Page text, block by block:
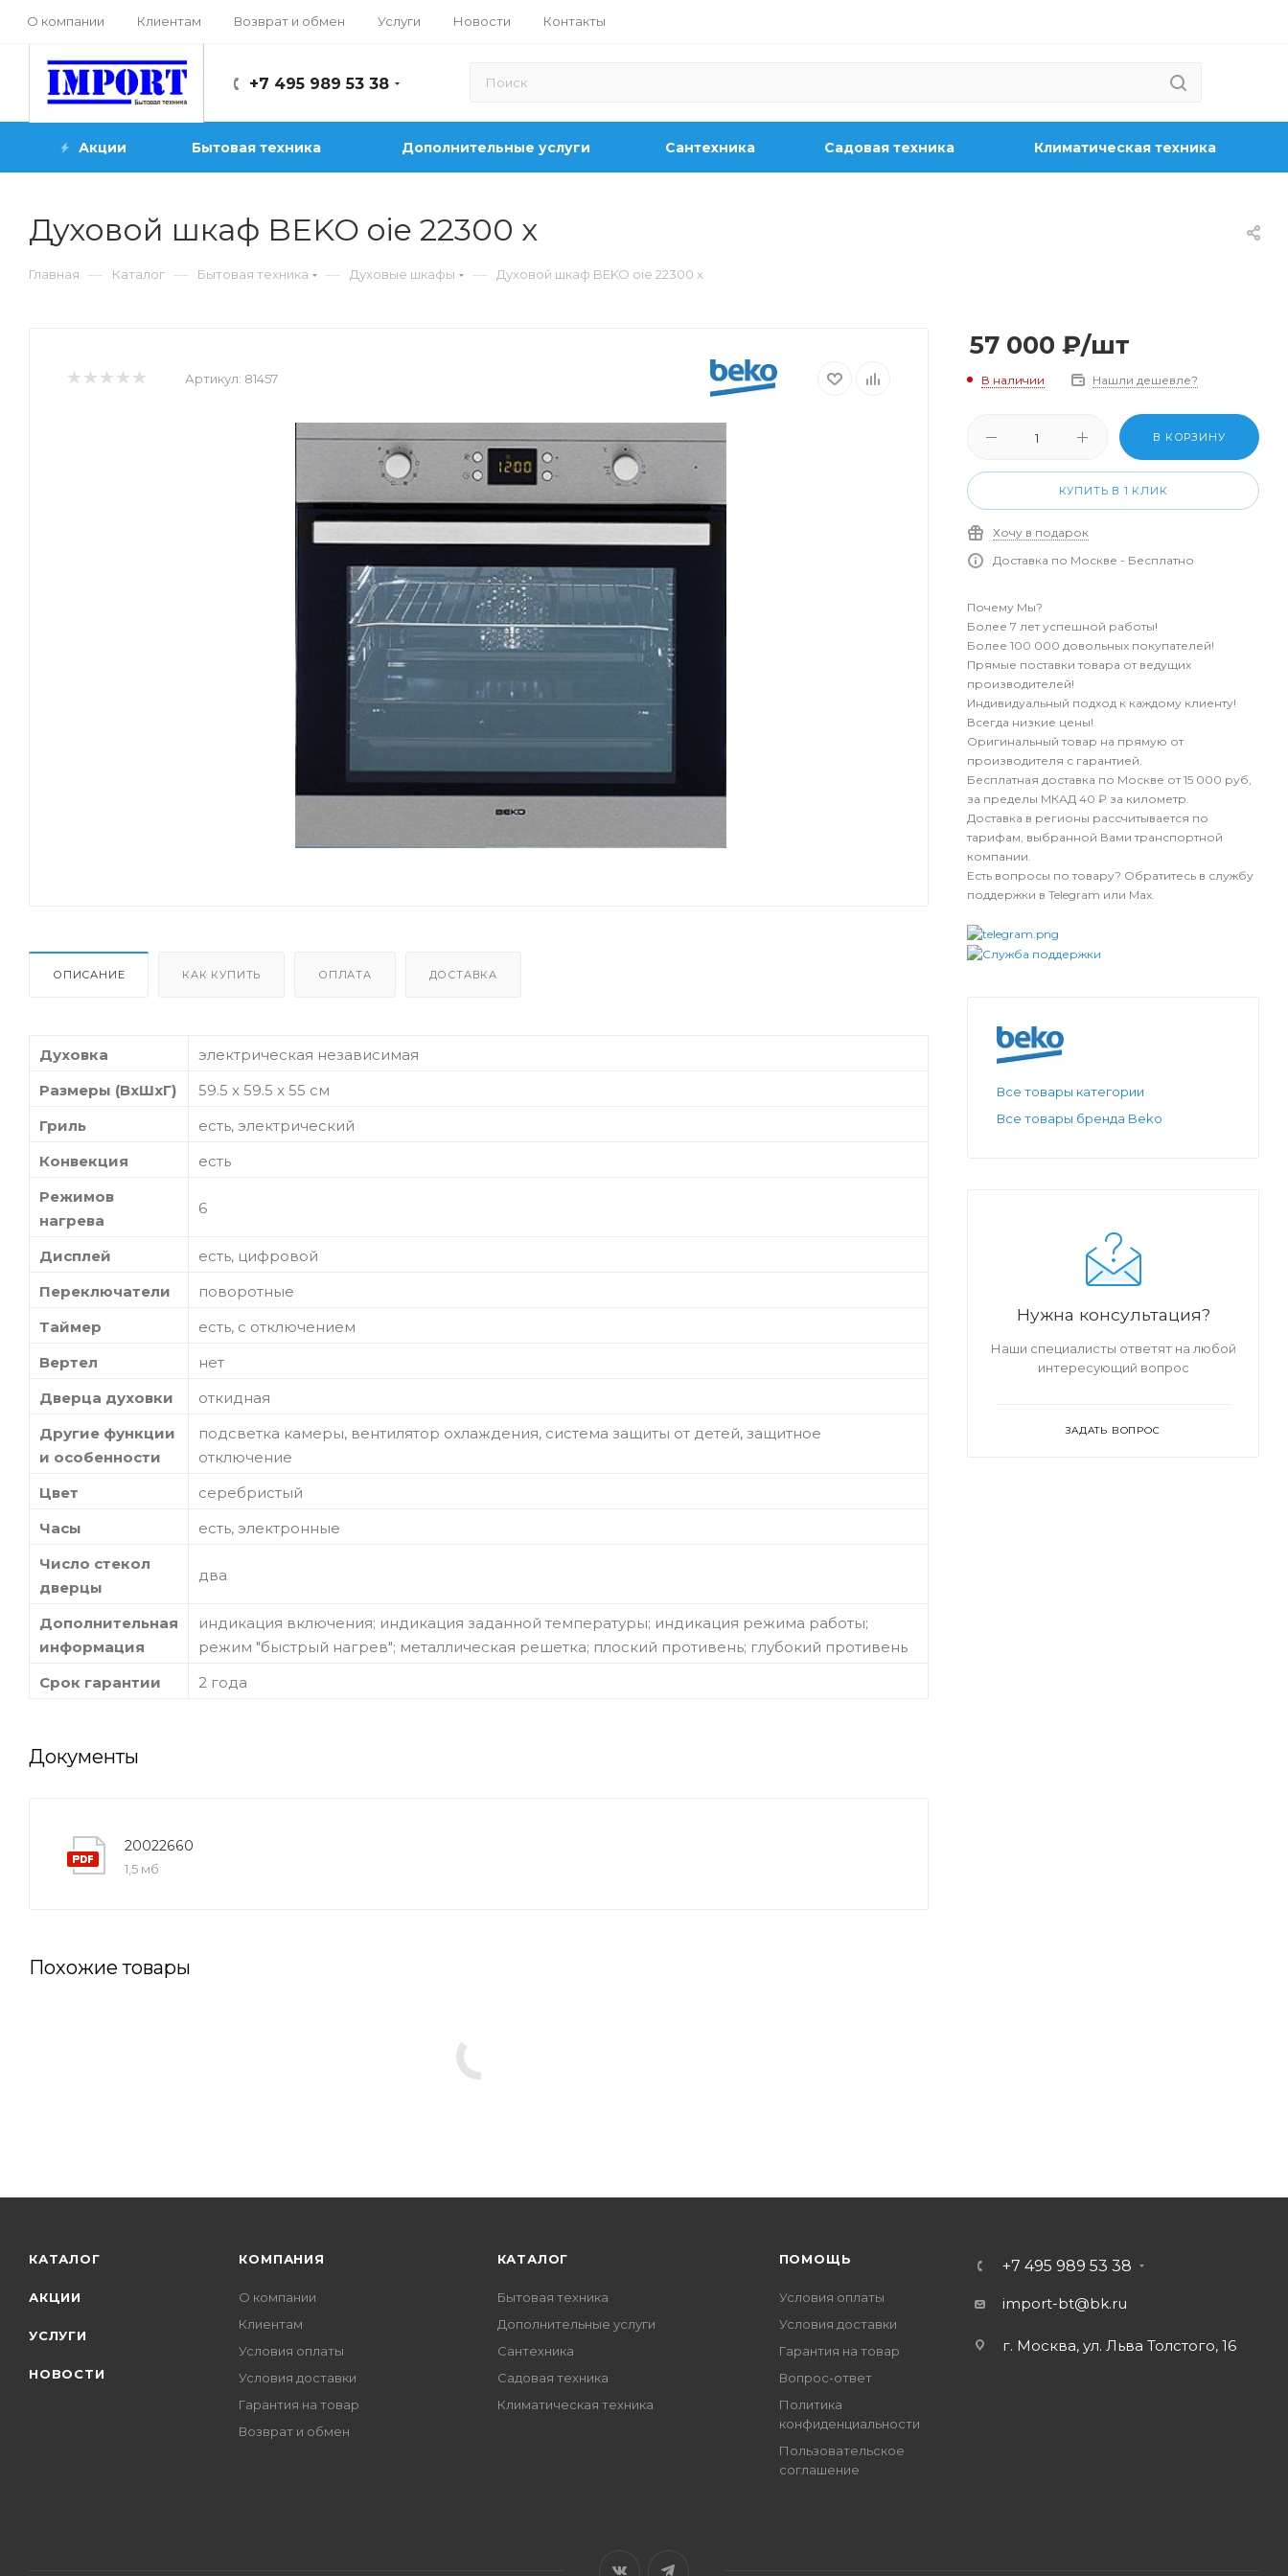
О компании Клиентам Возврат и обмен Услуги Новости Контакты
+7 495 989 53 38
Акции Бытовая техника Дополнительные услуги Сантехника Садовая техника Климатическая техника
Духовой шкаф BEKO oie 22300 x
Главная — Каталог — Бытовая техника — Духовые шкафы — Духовой шкаф BEKO oie 22300 x
Артикул: 81457
ОПИСАНИЕ КАК КУПИТЬ ОПЛАТА ДОСТАВКА
Духовка
электрическая независимая
Размеры (ВхШхГ)
59.5 х 59.5 x 55 см
Гриль
есть, электрический
Конвекция
есть
Режимов
нагрева
6
Дисплей
есть, цифровой
Переключатели
поворотные
Таймер
есть, с отключением
Вертел
нет
Дверца духовки
откидная
Другие функции
и особенности
подсветка камеры, вентилятор охлаждения, система защиты от детей, защитное
отключение
Цвет
серебристый
Часы
есть, электронные
Число стекол
дверцы
два
Дополнительная
информация
индикация включения; индикация заданной температуры; индикация режима работы;
режим "быстрый нагрев"; металлическая решетка; плоский противень; глубокий противень
Срок гарантии
2 года
Документы
20022660
1,5 мб
Похожие товары
57 000 ₽/шт
В наличии Нашли дешевле?
В КОРЗИНУ
КУПИТЬ В 1 КЛИК
Хочу в подарок
Доставка по Москве - Бесплатно
Почему Мы?
Более 7 лет успешной работы!
Более 100 000 довольных покупателей!
Прямые поставки товара от ведущих
производителей!
Индивидуальный подход к каждому клиенту!
Всегда низкие цены!
Оригинальный товар на прямую от
производителя с гарантией.
Бесплатная доставка по Москве от 15 000 руб,
за пределы МКАД 40 ₽ за километр.
Доставка в регионы рассчитывается по
тарифам, выбранной Вами транспортной
компании.
Есть вопросы по товару? Обратитесь в службу
поддержки в Telegram или Max.
Все товары категории
Все товары бренда Beko
Нужна консультация?
Наши специалисты ответят на любой
интересующий вопрос
ЗАДАТЬ ВОПРОС
КАТАЛОГ
АКЦИИ
УСЛУГИ
НОВОСТИ
КОМПАНИЯ
О компании
Клиентам
Условия оплаты
Условия доставки
Гарантия на товар
Возврат и обмен
КАТАЛОГ
Бытовая техника
Дополнительные услуги
Сантехника
Садовая техника
Климатическая техника
ПОМОЩЬ
Условия оплаты
Условия доставки
Гарантия на товар
Вопрос-ответ
Политика
конфиденциальности
Пользовательское
соглашение
+7 495 989 53 38
import-bt@bk.ru
г. Москва, ул. Льва Толстого, 16